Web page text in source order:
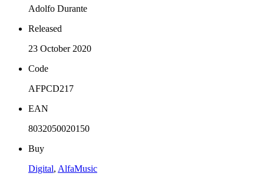
Adolfo Durante
Released
23 October 2020
Code
AFPCD217
EAN
8032050020150
Buy
Digital, AlfaMusic